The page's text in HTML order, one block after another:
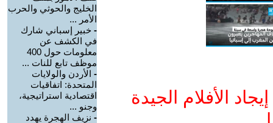
الأفلام الجيدة
الخليج والحوثي والحرب
الأمر ...
- خبير إسباني شارك
في الكشف عن
معلومات حول 400
موظف تابع للنات ...
- الأردن والولايات
المتحدة: اتفاقيات
اقتصادية استراتيجية،
وجنو ...
- نزيف الهجرة يهدد